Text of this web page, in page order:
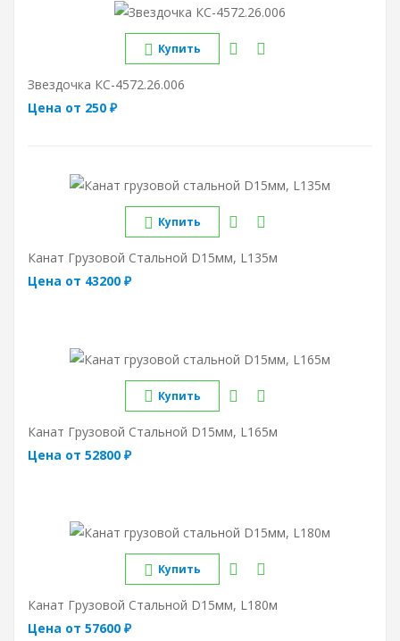
Купить
Звездочка КС-4572.26.006
Цена от 250 ₽
Купить
Канат Грузовой Стальной D15мм, L135м
Цена от 43200 ₽
Купить
Канат Грузовой Стальной D15мм, L165м
Цена от 52800 ₽
Купить
Канат Грузовой Стальной D15мм, L180м
Цена от 57600 ₽